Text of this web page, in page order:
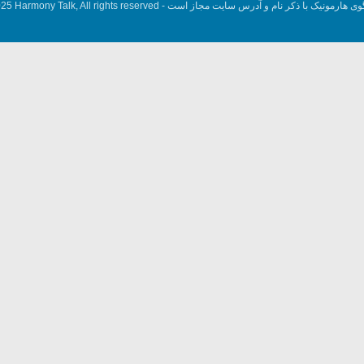
هارمونیک با ذکر نام و آدرس سایت مجاز است - Harmony Talk, All rights reserved.